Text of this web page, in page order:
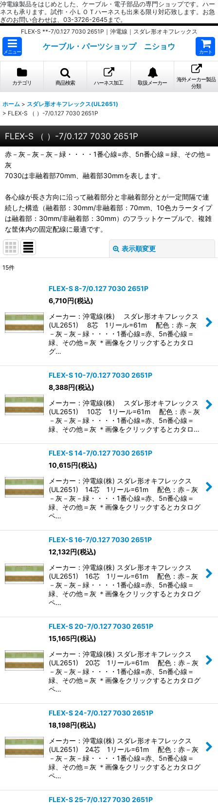
沖電線製品をはじめとした、ケーブル・電子部品の専門ショップです。ハー
ネスも承ります。試作・小ＬＯＴハーネスも出来る限り対応致します。お急
ぎのお問い合わせは、03-3726-2645まで。
FLEX-S **-7/0.127 7030 2651P｜沖電線｜スダレ形オキフレックス
メニュー
ケーブル・パーツショップ ニショウ
カート
カテゴリ 商品検索 ハーネス加工 取扱メーカー
海外メーカー製品
分類
ホーム > スダレ形オキフレックス(UL2651)
> FLEX-S （ ）-7/0.127 7030 2651P
FLEX-S （ ）-7/0.127 7030 2651P
赤－灰－灰－灰－緑・・・・1番心線=赤、5n番心線＝緑、その他＝
灰
7030は非融着部70mm、融着部30mmを表します。
各心線が長さ方向に沿って融着部分と非融着部分とが一定間隔で連
続した構造（融着部：30mm/非融着部：70mm、10色カラータイプ
は融着部：30mm/非融着部：30mm）のフラットケーブルで、複雑
な筐体内の固定配線に最適です。
表示順変更
絞り込む
15件
FLEX-S 8-7/0.127 7030 2651P
6,710円(税込)
メーカー：沖電線(株) スダレ形オキフレックス
(UL2651) 8芯 1リール=61m 配色：赤－灰
－灰－灰－緑・・・・1番心線=赤、5n番心線＝
緑、その他＝灰 ＊画像をクリックするとカタロ
グ…
FLEX-S 10-7/0.127 7030 2651P
8,388円(税込)
メーカー：沖電線(株) スダレ形オキフレックス
(UL2651) 10芯 1リール=61m 配色：赤－灰
－灰－灰－緑・・・・1番心線=赤、5n番心線＝
緑、その他＝灰 ＊画像をクリックするとカタロ…
FLEX-S 14-7/0.127 7030 2651P
10,615円(税込)
メーカー：沖電線(株) スダレ形オキフレックス
(UL2651) 14芯 1リール=61m 配色：赤－灰
－灰－灰－緑・・・・1番心線=赤、5n番心線＝
緑、その他＝灰 ＊画像をクリックするとカタログ
ペ…
FLEX-S 16-7/0.127 7030 2651P
12,132円(税込)
メーカー：沖電線(株) スダレ形オキフレックス
(UL2651) 16芯 1リール=61m 配色：赤－灰
－灰－灰－緑・・・・1番心線=赤、5n番心線＝
緑、その他＝灰 ＊画像をクリックするとカタログ
ペ…
FLEX-S 20-7/0.127 7030 2651P
15,165円(税込)
メーカー：沖電線(株) スダレ形オキフレックス
(UL2651) 20芯 1リール=61m 配色：赤－灰
－灰－灰－緑・・・・1番心線=赤、5n番心線＝
緑、その他＝灰 ＊画像をクリックするとカタログ
ペ…
FLEX-S 24-7/0.127 7030 2651P
18,198円(税込)
メーカー：沖電線(株) スダレ形オキフレックス
(UL2651) 24芯 1リール=61m 配色：赤－灰
－灰－灰－緑・・・・1番心線=赤、5n番心線＝
緑、その他＝灰 ＊画像をクリックするとカタログ
ペ…
FLEX-S 25-7/0.127 7030 2651P